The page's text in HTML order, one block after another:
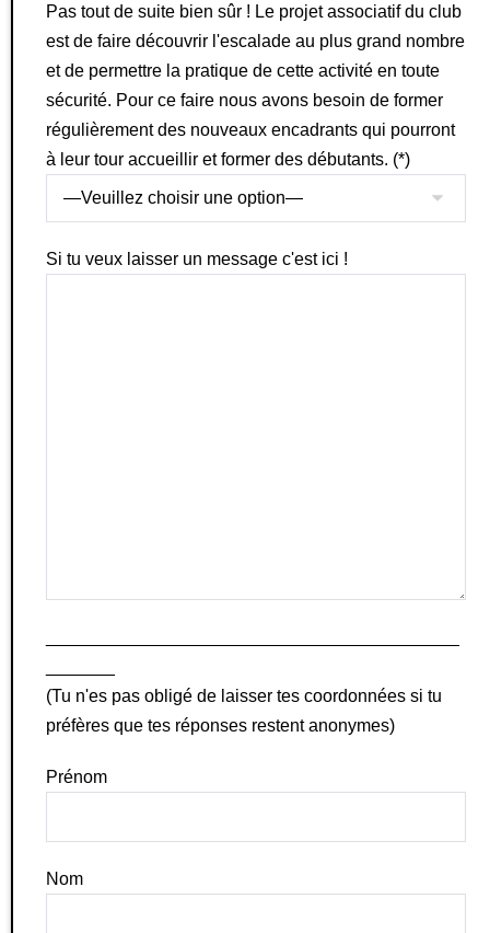
Pas tout de suite bien sûr ! Le projet associatif du club
est de faire découvrir l'escalade au plus grand nombre
et de permettre la pratique de cette activité en toute
sécurité. Pour ce faire nous avons besoin de former
régulièrement des nouveaux encadrants qui pourront
à leur tour accueillir et former des débutants. (*)
Si tu veux laisser un message c'est ici !
(Tu n'es pas obligé de laisser tes coordonnées si tu
préfères que tes réponses restent anonymes)
Prénom
Nom